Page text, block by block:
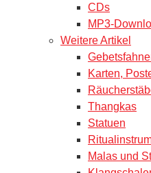
CDs
MP3-
Weitere Artikel
Karten,
Thangkas
Statuen
Malas und